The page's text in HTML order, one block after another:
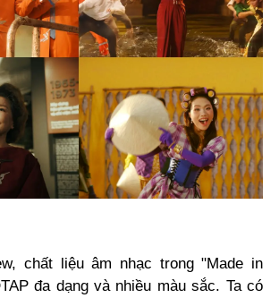
chất liệu âm nhạc trong "Made in
đa dạng và nhiều màu sắc. Ta có